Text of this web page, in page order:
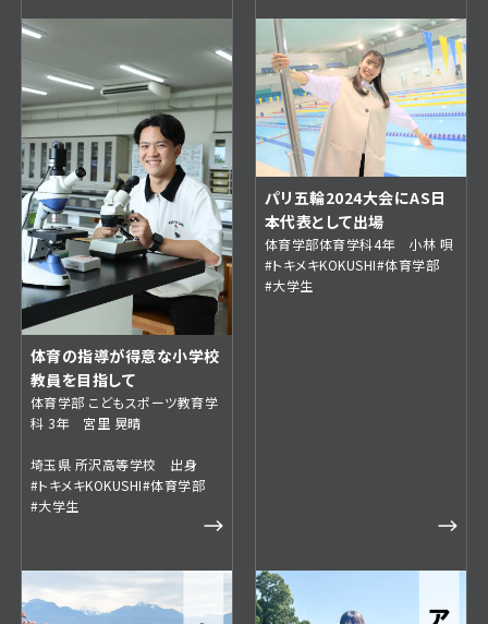
体育の指導が得意な小学校
教員を目指して
体育学部 こどもスポーツ教育学
科 3年 宮里 晃晴
埼玉県 所沢高等学校 出身
#トキメキKOKUSHI#体育学部
#大学生
パリ五輪2024大会にAS日
本代表として出場
体育学部体育学科4年 小林 唄
#トキメキKOKUSHI#体育学部
#大学生